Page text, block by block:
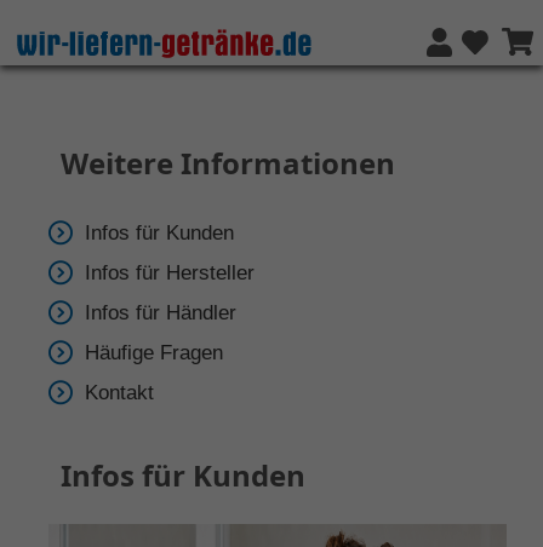
Weitere Informationen
Infos für Kunden
Infos für Hersteller
Infos für Händler
Häufige Fragen
Kontakt
Infos für Kunden